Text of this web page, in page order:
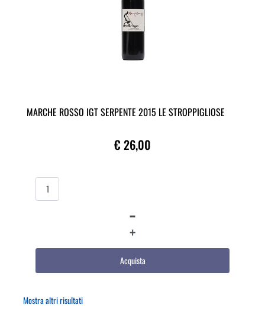
MARCHE ROSSO IGT SERPENTE 2015 LE STROPPIGLIOSE
€ 26,00
Acquista
Mostra altri risultati